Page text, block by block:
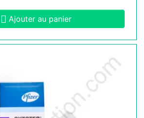
Ajouter au panier